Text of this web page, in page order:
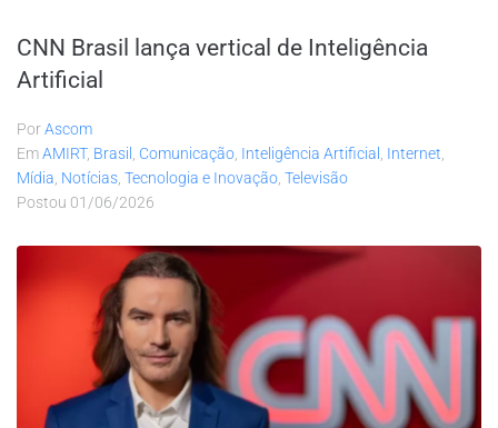
CNN Brasil lança vertical de Inteligência
Artificial
PorAscom
EmAMIRT, Brasil Comunicação Inteligência Artificial Internet
Mídia Notícias Tecnologia e Inovação Televisão
Postou 01/06/2026